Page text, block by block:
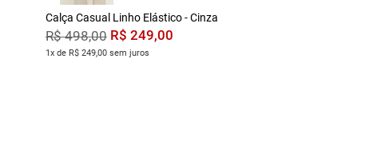
Calça Casual Linho Elástico - Cinza
R$ 498,00 R$ 249,00
1x de R$ 249,00 sem juros